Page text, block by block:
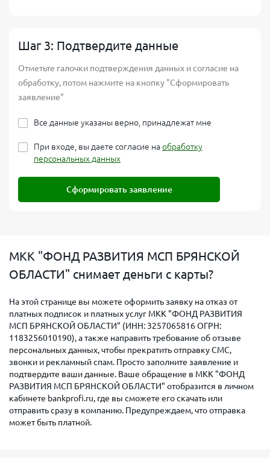
Шаг 3: Подтвердите данные
Отметьте галочки подтверждения данных и согласие на
обработку, потом нажмите на кнопку "Сформировать
заявление"
Все данные указаны верно, принадлежат мне
При входе, вы даете согласие на обработку
персональных данных
Сформировать заявление
МКК "ФОНД РАЗВИТИЯ МСП БРЯНСКОЙ
ОБЛАСТИ" снимает деньги с карты?
На этой странице вы можете оформить заявку на отказ от
платных подписок и платных услуг МКК "ФОНД РАЗВИТИЯ
МСП БРЯНСКОЙ ОБЛАСТИ" (ИНН: 3257065816 ОГРН:
1183256010190), а также направить требование об отзыве
персональных данных, чтобы прекратить отправку СМС,
звонки и рекламный спам. Просто заполните заявление и
подтвердите ваши данные. Ваше обращение в МКК "ФОНД
РАЗВИТИЯ МСП БРЯНСКОЙ ОБЛАСТИ" отобразится в личном
кабинете bankprofi.ru, где вы сможете его скачать или
отправить сразу в компанию. Предупреждаем, что отправка
может быть платной.